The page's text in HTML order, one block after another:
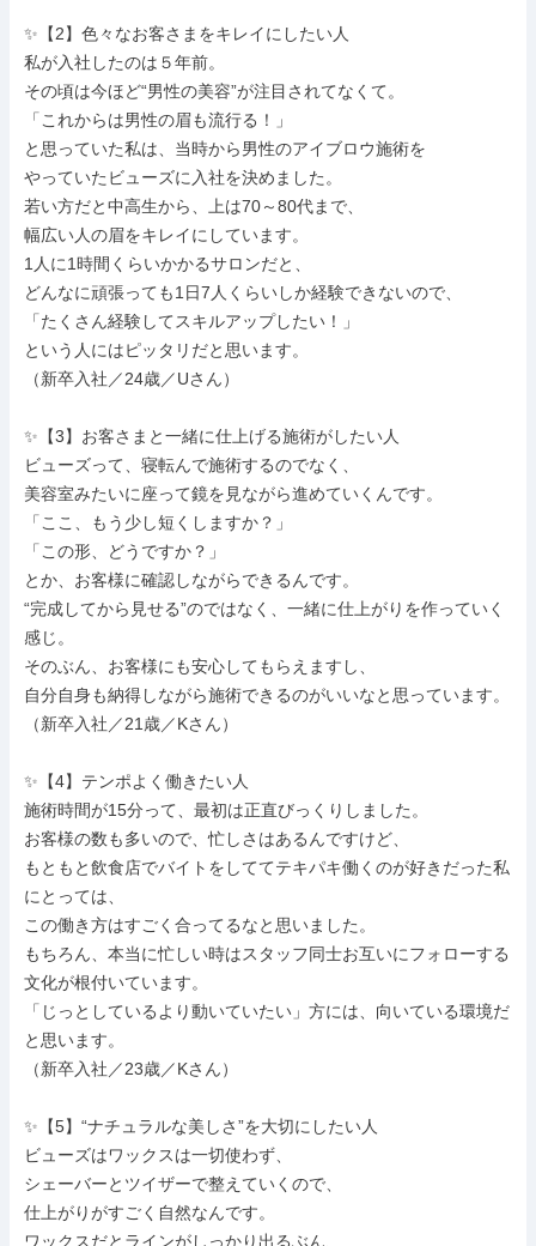
✨【2】色々なお客さまをキレイにしたい人
私が入社したのは５年前。
その頃は今ほど“男性の美容”が注目されてなくて。
「これからは男性の眉も流行る！」
と思っていた私は、当時から男性のアイブロウ施術を
やっていたビューズに入社を決めました。
若い方だと中高生から、上は70～80代まで、
幅広い人の眉をキレイにしています。
1人に1時間くらいかかるサロンだと、
どんなに頑張っても1日7人くらいしか経験できないので、
「たくさん経験してスキルアップしたい！」
という人にはピッタリだと思います。
（新卒入社／24歳／Uさん）
✨【3】お客さまと一緒に仕上げる施術がしたい人
ビューズって、寝転んで施術するのでなく、
美容室みたいに座って鏡を見ながら進めていくんです。
「ここ、もう少し短くしますか？」
「この形、どうですか？」
とか、お客様に確認しながらできるんです。
“完成してから見せる”のではなく、一緒に仕上がりを作っていく
感じ。
そのぶん、お客様にも安心してもらえますし、
自分自身も納得しながら施術できるのがいいなと思っています。
（新卒入社／21歳／Kさん）
✨【4】テンポよく働きたい人
施術時間が15分って、最初は正直びっくりしました。
お客様の数も多いので、忙しさはあるんですけど、
もともと飲食店でバイトをしててテキパキ働くのが好きだった私
にとっては、
この働き方はすごく合ってるなと思いました。
もちろん、本当に忙しい時はスタッフ同士お互いにフォローする
文化が根付いています。
「じっとしているより動いていたい」方には、向いている環境だ
と思います。
（新卒入社／23歳／Kさん）
✨【5】“ナチュラルな美しさ”を大切にしたい人
ビューズはワックスは一切使わず、
シェーバーとツイザーで整えていくので、
仕上がりがすごく自然なんです。
ワックスだとラインがしっかり出るぶん、